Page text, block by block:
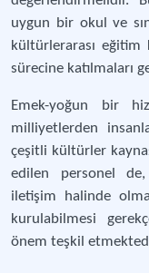
uygun bir okul ve
kültürlerarası
sürecine katılmaları
Emek-yoğun bir
milliyetlerden
çeşitli kültürler
edilen personel
iletişim halinde
kurulabilmesi
önem teşkil